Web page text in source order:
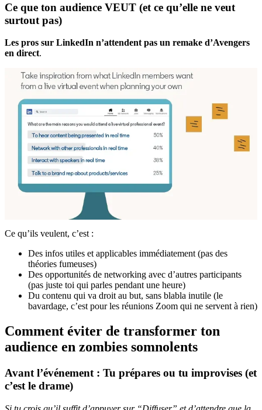
Ce que ton audience VEUT (et ce qu’elle ne veut
surtout pas)
Les pros sur LinkedIn n’attendent pas un remake d’Avengers
en direct.
Ce qu’ils veulent, c’est :
Des infos utiles et applicables immédiatement (pas des
théories fumeuses)
Des opportunités de networking avec d’autres participants
(pas juste toi qui parles pendant une heure)
Du contenu qui va droit au but, sans blabla inutile (le
bavardage, c’est pour les réunions Zoom qui ne servent à rien)
Comment éviter de transformer ton
audience en zombies somnolents
Avant l’événement : Tu prépares ou tu improvises (et
c’est le drame)